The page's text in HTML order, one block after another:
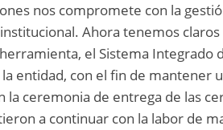
nos compromete con la
Ahora tenemos
el Sistema Integrado
entidad, con el fin de mantener
la ceremonia de entrega de las
a continuar con la labor de